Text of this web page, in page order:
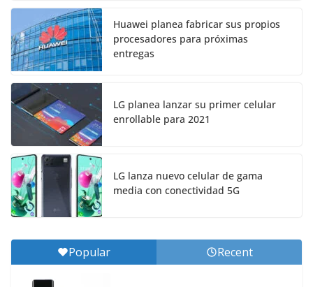
Huawei planea fabricar sus propios
procesadores para próximas
entregas
LG planea lanzar su primer celular
enrollable para 2021
LG lanza nuevo celular de gama
media con conectividad 5G
Popular Recent